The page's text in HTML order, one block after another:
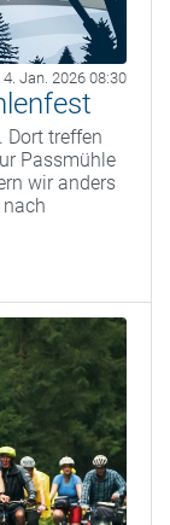
4. Jan. 2026 08:30
Dort treffen
Passmühle
wir anders